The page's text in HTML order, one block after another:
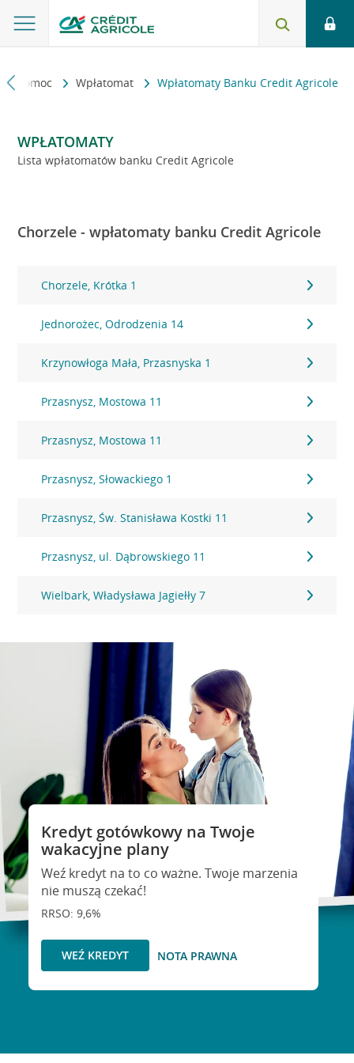
i pomoc Wpłatomat Wpłatomaty Banku Credit Agricole
WPŁATOMATY
Lista wpłatomatów banku Credit Agricole
Chorzele - wpłatomaty banku Credit Agricole
Chorzele, Krótka 1
Jednorożec, Odrodzenia 14
Krzynowłoga Mała, Przasnyska 1
Przasnysz, Mostowa 11
Przasnysz, Mostowa 11
Przasnysz, Słowackiego 1
Przasnysz, Św. Stanisława Kostki 11
Przasnysz, ul. Dąbrowskiego 11
Wielbark, Władysława Jagiełły 7
Kredyt gotówkowy na Twoje
wakacyjne plany
Weź kredyt na to co ważne. Twoje marzenia
nie muszą czekać!
RRSO: 9,6%
WEŹ KREDYT NOTA PRAWNA